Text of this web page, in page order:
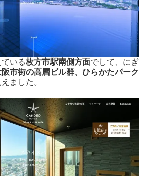
いる枚方市駅南側方面でして、にぎ
阪市街の高層ビル群、ひらかたパーク
ました。